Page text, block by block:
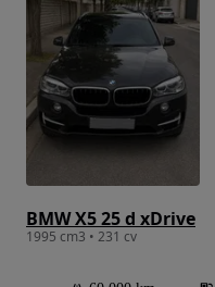
BMW X5 25 d xDrive
1995 cm3 • 231 cv